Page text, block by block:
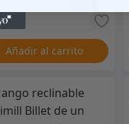
Añadir al carrito